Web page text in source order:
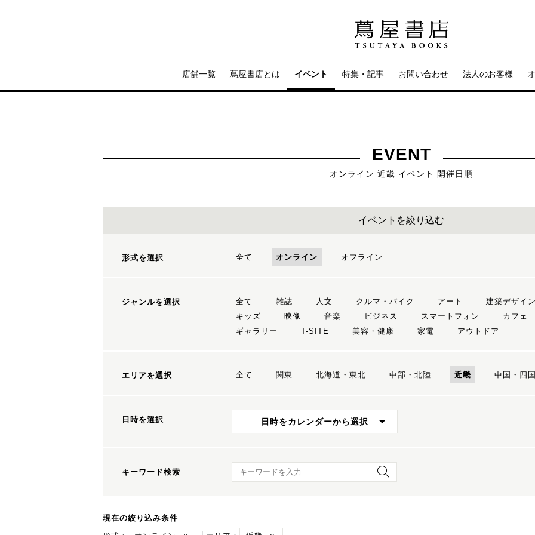
店舗一覧 蔦屋書店とは イベント 特集・記事 お問い合わせ 法人のお客様
EVENT
オンライン 近畿 イベント 開催日順
イベントを絞り込む
形式を選択 全て オンライン オフライン
ジャンルを選択 全て 雑誌 人文 クルマ・バイク アート 建築デザイン
キッズ
映像 音楽 ビジネス スマートフォン カフェ
ギャラリー
T-SITE 美容・健康 家電 アウトドア
エリアを選択 全て 関東 北海道・東北 中部・北陸 近畿 中国・四国
日時を選択 日時をカレンダーから選択
キーワード検索 キーワード検索
現在の絞り込み条件